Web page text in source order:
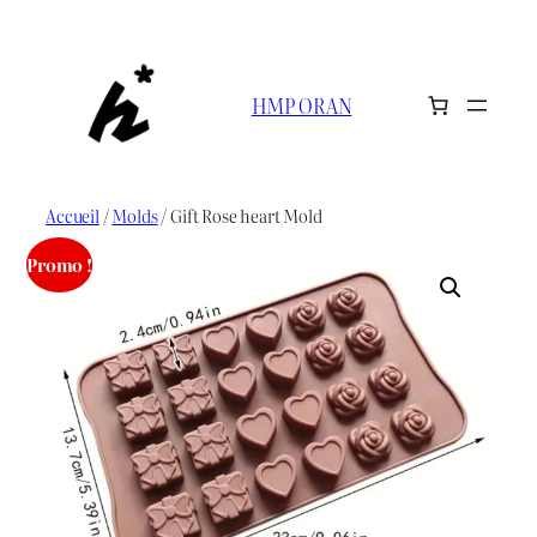
HMP ORAN
Accueil /Molds/ Gift Rose heart Mold
Promo !